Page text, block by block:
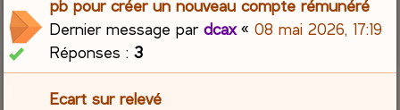
pb pour créer un nouveau compte rémunéré
Dernier message pardcax«08 mai 2026, 17:19
Réponses :3
Ecart sur relevé